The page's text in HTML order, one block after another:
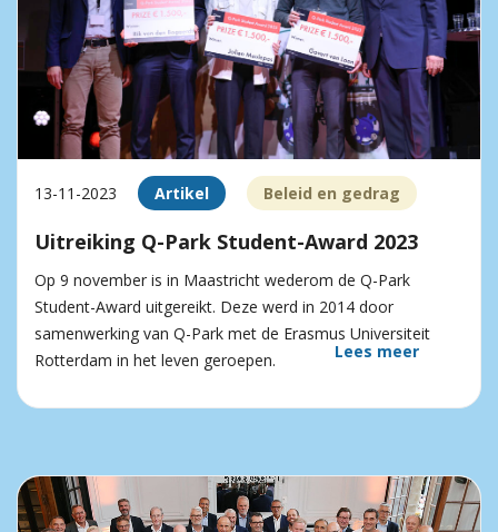
13-11-2023 Artikel Beleid en gedrag
Uitreiking Q-Park Student-Award 2023
Op 9 november is in Maastricht wederom de Q-Park
Student-Award uitgereikt. Deze werd in 2014 door
samenwerking van Q-Park met de Erasmus Universiteit
Rotterdam in het leven geroepen.
Lees meer